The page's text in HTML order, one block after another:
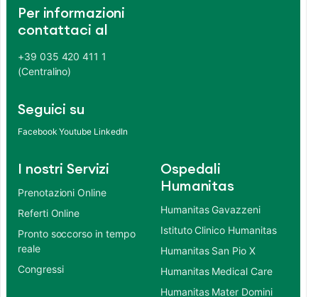
Per informazioni
contattaci al
+39 035 420 411 1
(Centralino)
Seguici su
Facebook Youtube LinkedIn
I nostri Servizi
Prenotazioni Online
Referti Online
Pronto soccorso in tempo
reale
Congressi
Ospedali
Humanitas
Humanitas Gavazzeni
Istituto Clinico Humanitas
Humanitas San Pio X
Humanitas Medical Care
Humanitas Mater Domini